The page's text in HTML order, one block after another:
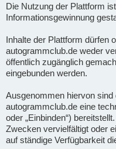
Die Nutzung der Plattform
Informationsgewinnung
Inhalte der Plattform dürfen
autogrammclub.de weder
öffentlich zugänglich
eingebunden werden.
Ausgenommen hiervon sind
autogrammclub.de eine
oder „Einbinden“)
Zwecken vervielfältigt oder
auf ständige Verfügbarkeit